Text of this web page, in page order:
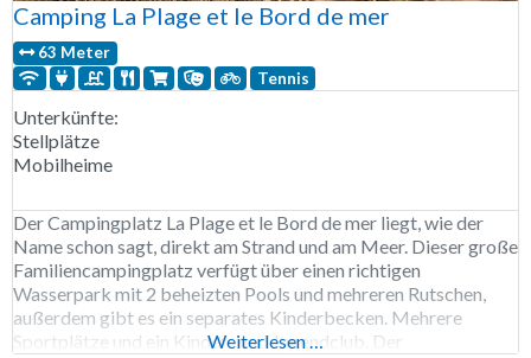
Camping La Plage et le Bord de mer
63 Meter
Tennis
Unterkünfte:
Stellplätze
Mobilheime
Der Campingplatz La Plage et le Bord de mer liegt, wie der
Name schon sagt, direkt am Strand und am Meer. Dieser große
Familiencampingplatz verfügt über einen richtigen
Wasserpark mit 2 beheizten Pools und mehreren Rutschen,
außerdem gibt es ein separates Kinderbecken. Mehrere
Sportplätze und ein Kinder- und Jugendclub. Der
Weiterlesen …